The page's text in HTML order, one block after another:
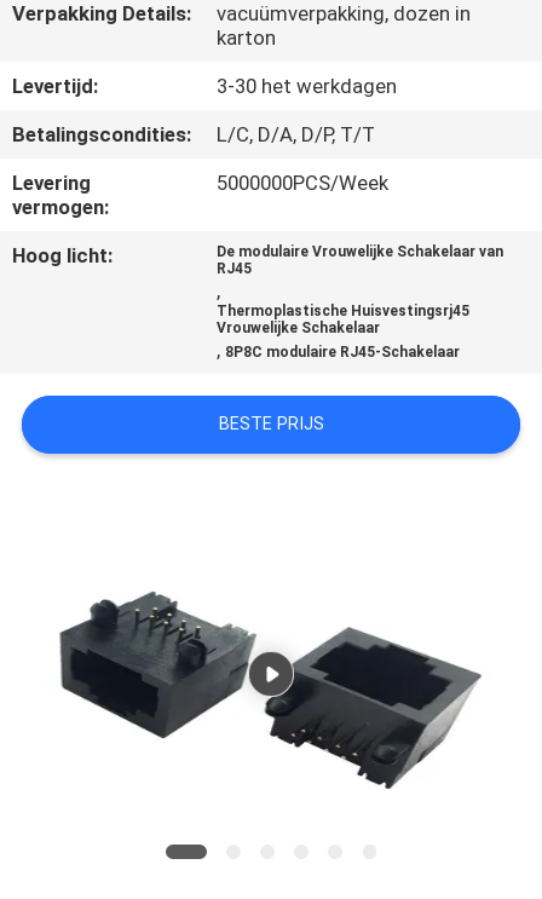
SHOW
SITEMAP
PRIVACY
Verpakking Details:
vacuümverpakking, dozen in
karton
Levertijd:
3-30 het werkdagen
Betalingscondities:
L/C, D/A, D/P, T/T
Levering
vermogen:
5000000PCS/Week
Hoog licht:
De modulaire Vrouwelijke Schakelaar van
RJ45
,
Thermoplastische Huisvestingsrj45
Vrouwelijke Schakelaar
, 8P8C modulaire RJ45-Schakelaar
BESTE PRIJS